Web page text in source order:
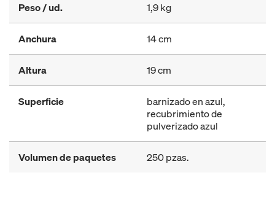
Peso / ud. 1,9 kg
Anchura 14 cm
Altura 19 cm
Superficie
barnizado en azul,
recubrimiento de
pulverizado azul
Volumen de paquetes 250 pzas.